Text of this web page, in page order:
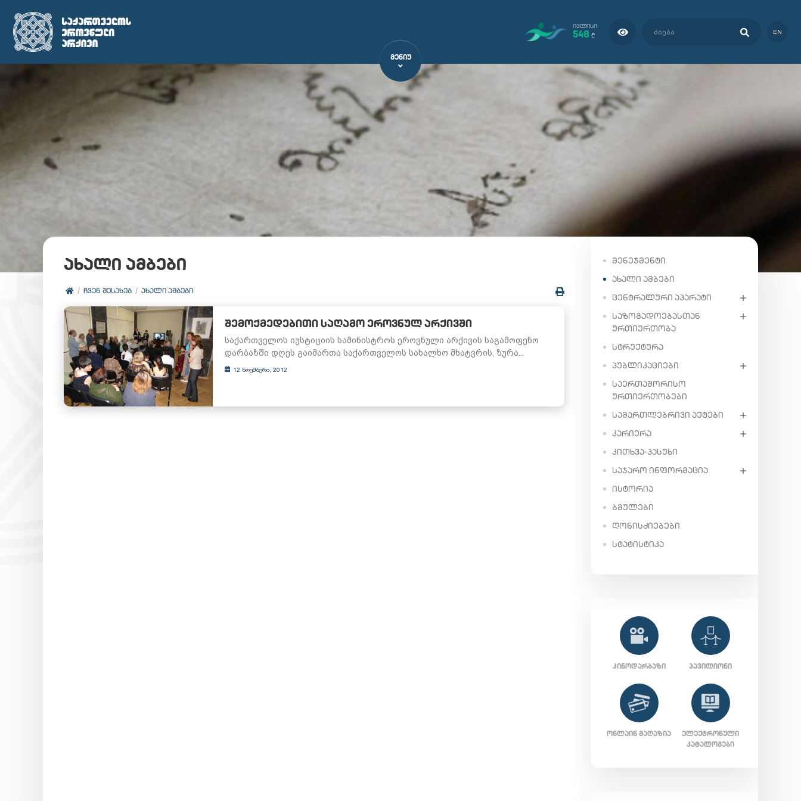
ᲘᲕᲚᲘᲡᲘ
548 ₾ EN
ᲛᲔᲜᲘᲣ
ახალი ამბები
ᲩᲕᲔᲜ ᲨᲔᲡᲐᲮᲔᲑ ᲐᲮᲐᲚᲘ ᲐᲛᲑᲔᲑᲘ
ᲨᲔᲛᲝᲥᲛᲔᲓᲔᲑᲘᲗᲘ ᲡᲐᲦᲐᲛᲝ ᲔᲠᲝᲕᲜᲣᲚ ᲐᲠᲥᲘᲕᲨᲘ
საქართველოს იუსტიციის სამინისტროს ეროვნული არქივის საგამოფენო
დარბაზში დღეს გაიმართა საქართველოს სახალხო მხატვრის, ზურა...
12 ნოემბერი, 2012
ᲛᲔᲜᲔᲯᲛᲔᲜᲢᲘ
ᲐᲮᲐᲚᲘ ᲐᲛᲑᲔᲑᲘ
ᲪᲔᲜᲢᲠᲐᲚᲣᲠᲘ ᲐᲞᲐᲠᲐᲢᲘ
ᲡᲐᲖᲝᲒᲐᲓᲝᲔᲑᲐᲡᲗᲐᲜ
ᲣᲠᲗᲘᲔᲠᲗᲝᲑᲐ
ᲡᲢᲠᲣᲥᲢᲣᲠᲐ
ᲞᲣᲑᲚᲘᲙᲐᲪᲘᲔᲑᲘ
ᲡᲐᲔᲠᲗᲐᲨᲝᲠᲘᲡᲝ
ᲣᲠᲗᲘᲔᲠᲗᲝᲑᲔᲑᲘ
ᲡᲐᲛᲐᲠᲗᲚᲔᲑᲠᲘᲕᲘ ᲐᲥᲢᲔᲑᲘ
ᲙᲐᲠᲘᲔᲠᲐ
ᲙᲘᲗᲮᲕᲐ-ᲞᲐᲡᲣᲮᲘ
ᲡᲐᲯᲐᲠᲝ ᲘᲜᲤᲝᲠᲛᲐᲪᲘᲐ
ᲘᲡᲢᲝᲠᲘᲐ
ᲑᲛᲣᲚᲔᲑᲘ
ᲦᲝᲜᲘᲡᲫᲘᲔᲑᲔᲑᲘ
ᲡᲢᲐᲢᲘᲡᲢᲘᲙᲐ
ᲙᲘᲜᲝᲓᲐᲠᲑᲐᲖᲘ ᲞᲐᲕᲘᲚᲘᲝᲜᲘ
ᲝᲜᲚᲐᲘᲜ ᲛᲐᲦᲐᲖᲘᲐ
ᲔᲚᲔᲥᲢᲠᲝᲜᲣᲚᲘ
ᲙᲐᲢᲐᲚᲝᲒᲔᲑᲘ